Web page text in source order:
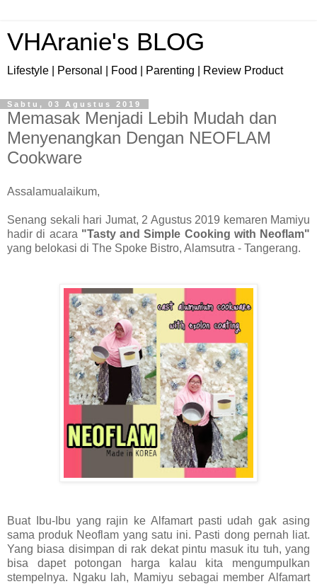
VHAranie's BLOG
Lifestyle | Personal | Food | Parenting | Review Product
Sabtu, 03 Agustus 2019
Memasak Menjadi Lebih Mudah dan
Menyenangkan Dengan NEOFLAM
Cookware
Assalamualaikum,
Senang sekali hari Jumat, 2 Agustus 2019 kemaren Mamiyu
hadir di acara "Tasty and Simple Cooking with Neoflam"
yang belokasi di The Spoke Bistro, Alamsutra - Tangerang.
Buat Ibu-Ibu yang rajin ke Alfamart pasti udah gak asing
sama produk Neoflam yang satu ini. Pasti dong pernah liat.
Yang biasa disimpan di rak dekat pintu masuk itu tuh, yang
bisa dapet potongan harga kalau kita mengumpulkan
stempelnya. Ngaku lah, Mamiyu sebagai member Alfamart